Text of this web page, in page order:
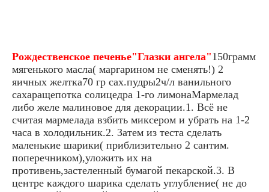
Рождественское печенье"Глазки ангела"150грамм
мягенького масла( маргарином не сменять!) 2
яичных желтка70 гр сах.пудры2ч/л ванильного
сахаращепотка солицедра 1-го лимонаМармелад
либо желе малиновое для декорации.1. Всё не
считая мармелада взбить миксером и убрать на 1-2
часа в холодильник.2. Затем из теста сделать
маленькие шарики( приблизительно 2 сантим.
поперечником),уложить их на
противень,застеленный бумагой пекарской.3. В
центре каждого шарика сделать углубление( не до